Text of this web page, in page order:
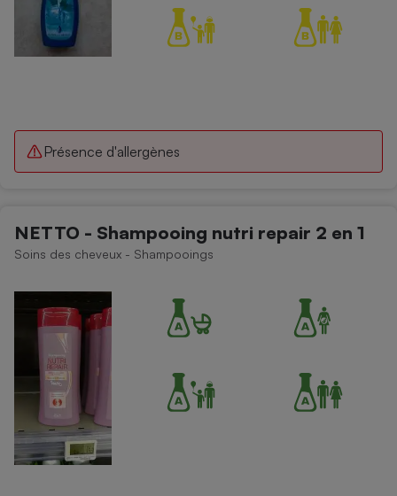
Présence d'allergènes
NETTO - Shampooing nutri repair 2 en 1
Soins des cheveux - Shampooings